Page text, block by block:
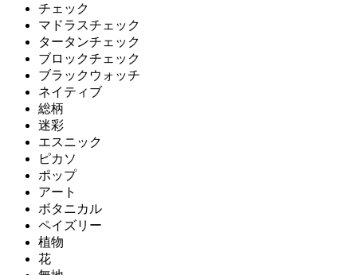
チェック
マドラスチェック
タータンチェック
ブロックチェック
ブラックウォッチ
ネイティブ
総柄
迷彩
エスニック
ピカソ
ポップ
アート
ボタニカル
ペイズリー
植物
花